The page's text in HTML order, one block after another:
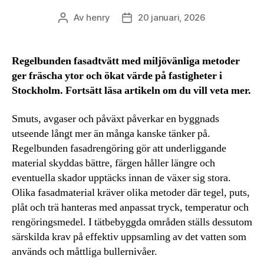
Inläggsförfattare
Av henry Inläggsdatum
20 januari, 2026
Regelbunden fasadtvätt med miljövänliga metoder
ger fräscha ytor och ökat värde på fastigheter i
Stockholm. Fortsätt läsa artikeln om du vill veta mer.
Smuts, avgaser och påväxt påverkar en byggnads
utseende långt mer än många kanske tänker på.
Regelbunden fasadrengöring gör att underliggande
material skyddas bättre, färgen håller längre och
eventuella skador upptäcks innan de växer sig stora.
Olika fasadmaterial kräver olika metoder där tegel, puts,
plåt och trä hanteras med anpassat tryck, temperatur och
rengöringsmedel. I tätbebyggda områden ställs dessutom
särskilda krav på effektiv uppsamling av det vatten som
används och måttliga bullernivåer.